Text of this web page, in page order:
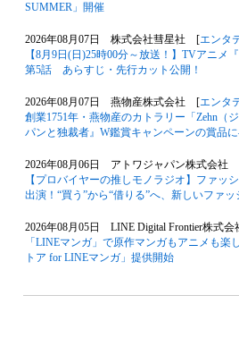
SUMMER」開催
2026年08月07日 株式会社彗星社 [エンタ
【8月9日(日)25時00分～放送！】TVアニ
第5話 あらすじ・先行カット公開！
2026年08月07日 燕物産株式会社 [エンタ
創業1751年・燕物産のカトラリー「Zehn（
パンと独裁者』W鑑賞キャンペーンの賞品
2026年08月06日 アトワジャパン株式会社
【プロバイヤーの推しモノラジオ】ファッ
出演！“買う”から“借りる”へ、新しいファ
2026年08月05日 LINE Digital Frontier株式
「LINEマンガ」で原作マンガもアニメも
トア for LINEマンガ」提供開始